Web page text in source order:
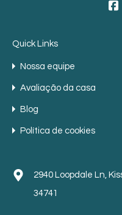
Quick Links
Nossa equipe
Avaliação da casa
Blog
Política de cookies
2940 Loopdale Ln,
34741